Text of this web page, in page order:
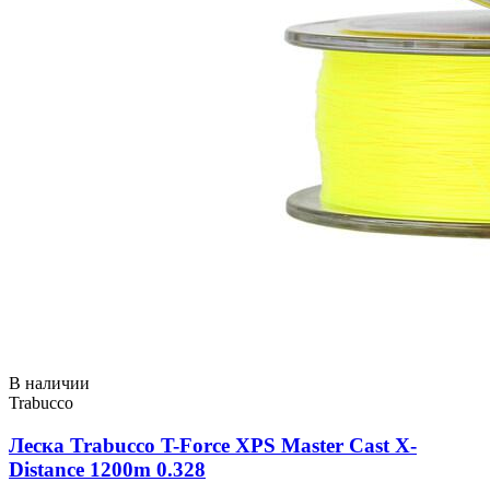
В наличии
Trabucco
Леска Trabucco T-Force XPS Master Cast X-
Distance 1200m 0.328